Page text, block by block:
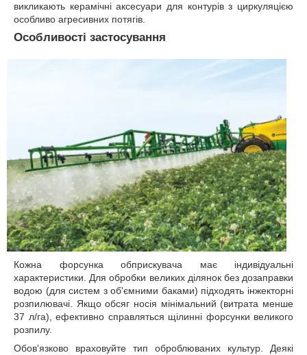
викликають керамічні аксесуари для контурів з циркуляцією
особливо агресивних потягів.
Особливості застосування
Кожна форсунка обприскувача має індивідуальні
характеристики. Для обробки великих ділянок без дозаправки
водою (для систем з об'ємними баками) підходять інжекторні
розпилювачі. Якщо обсяг носія мінімальний (витрата менше
37 л/га), ефективно справляться щілинні форсунки великого
розпилу.
Обов'язково враховуйте тип оброблюваних культур. Деякі